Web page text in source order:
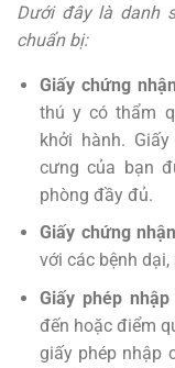
Dưới đây là danh
chuẩn bị:
Giấy chứng
thú y có thẩm
khởi hành.
cưng của bạn
phòng đầy đủ.
Giấy chứng
với các bệnh
Giấy phép
đến hoặc điểm
giấy phép nhập